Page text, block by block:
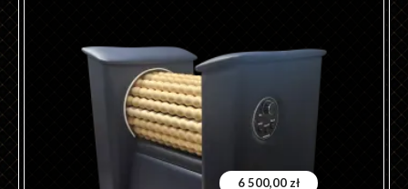
6 500,00 zł